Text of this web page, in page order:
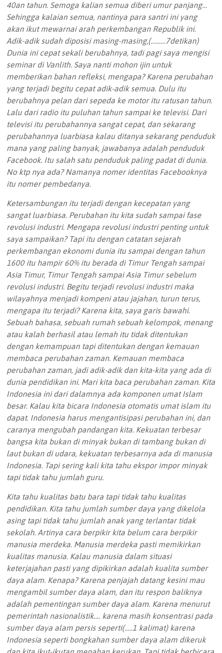
40an tahun. Semoga kalian semua diberi umur panjang…
Sehingga kalaian semua, nantinya para santri ini yang
akan ikut mewarnai arah perkembangan Republik ini.
Adik-adik sudah diposisi masing-masing,(………7detikan)
Dunia ini cepat sekali berubahnya, tadi pagi saya mengisi
seminar di Vanlith. Saya nanti mohon ijin untuk
memberikan bahan refleksi, mengapa? Karena perubahan
yang terjadi begitu cepat adik-adik semua. Dulu itu
berubahnya pelan dari sepeda ke motor itu ratusan tahun.
Lalu dari radio itu puluhan tahun sampai ke televisi. Dari
televisi itu perubahannya sangat cepat, dan sekarang
perubahannya luarbiasa kalau ditanya sekarang penduduk
mana yang paling banyak, jawabanya adalah penduduk
Facebook. Itu salah satu penduduk paling padat di dunia.
No ktp nya ada? Namanya nomer identitas Facebooknya
itu nomer pembedanya.
Ketersambungan itu terjadi dengan kecepatan yang
sangat luarbiasa. Perubahan itu kita sudah sampai fase
revolusi industri. Mengapa revolusi industri penting untuk
saya sampaikan? Tapi itu dengan catatan sejarah
perkembangan ekonomi dunia itu sampai dengan tahun
1600 itu hampir 60% itu berada di Timur Tengah sampai
Asia Timur, Timur Tengah sampai Asia Timur sebelum
revolusi industri. Begitu terjadi revolusi industri maka
wilayahnya menjadi kompeni atau jajahan, turun terus,
mengapa itu terjadi? Karena kita, saya garis bawahi.
Sebuah bahasa, sebuah rumah sebuah kelompok, menang
atau kalah berhasil atau lemah itu tidak ditentukan
dengan kemampuan tapi ditentukan dengan kemauan
membaca perubahan zaman. Kemauan membaca
perubahan zaman, jadi adik-adik dan kita-kita yang ada di
dunia pendidikan ini. Mari kita baca perubahan zaman. Kita
Indonesia ini dari dalamnya ada komponen umat Islam
besar. Kalau kita bicara Indonesia otomatis umat islam itu
dapat. Indonesia harus mengantisipasi perubahan ini, dan
caranya mengubah pandangan kita. Kekuatan terbesar
bangsa kita bukan di minyak bukan di tambang bukan di
laut bukan di udara, kekuatan terbesarnya ada di manusia
Indonesia. Tapi sering kali kita tahu ekspor impor minyak
tapi tidak tahu jumlah guru.
Kita tahu kualitas batu bara tapi tidak tahu kualitas
pendidikan. Kita tahu jumlah sumber daya yang dikelola
asing tapi tidak tahu jumlah anak yang terlantar tidak
sekolah. Artinya cara berpikir kita belum cara berpikir
manusia merdeka. Manusia merdeka pasti memikirkan
kualitas manusia. Kalau manusia dalam situasi
keterjajahan pasti yang dipikirkan adalah kualita sumber
daya alam. Kenapa? Karena penjajah datang kesini mau
mengambil sumber daya alam, dan itu respon baliknya
adalah pementingan sumber daya alam. Karena menurut
pemerintah nasionalistik…. karena masih konsentrasi pada
sumber daya alam persis seperti(…..1 kalimat) karena
Indonesia seperti bongkahan sumber daya alam dikeruk